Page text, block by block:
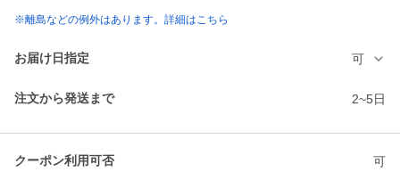
※離島などの例外はあります。詳細はこちら
お届け日指定 可
注文から発送まで 2~5日
クーポン利用可否 可